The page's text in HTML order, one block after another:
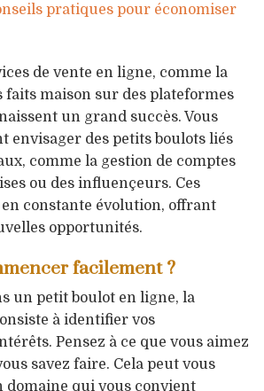
pratiques pour économiser
de vente en ligne, comme la
faits maison sur des plateformes
un grand succès. Vous
envisager des petits boulots liés
comme la gestion de comptes
ou des influençeurs. Ces
constante évolution, offrant
opportunités.
facilement ?
un petit boulot en ligne, la
à identifier vos
Pensez à ce que vous aimez
savez faire. Cela peut vous
domaine qui vous convient